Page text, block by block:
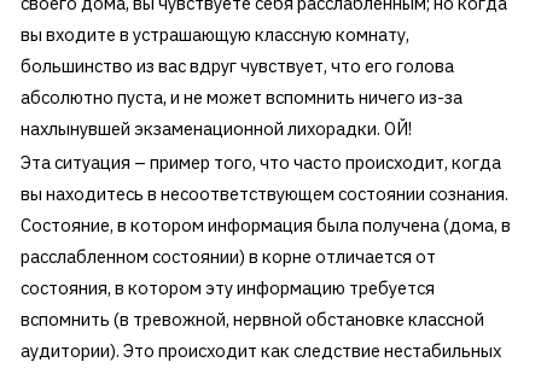
вы входите в устрашающую классную комнату,
большинство из вас вдруг чувствует, что его голова
абсолютно пуста, и не может вспомнить ничего из-за
нахлынувшей экзаменационной лихорадки. ОЙ!
Эта ситуация – пример того, что часто происходит, когда
вы находитесь в несоответствующем состоянии сознания.
Состояние, в котором информация была получена (дома, в
расслабленном состоянии) в корне отличается от
состояния, в котором эту информацию требуется
вспомнить (в тревожной, нервной обстановке классной
аудитории). Это происходит как следствие нестабильных